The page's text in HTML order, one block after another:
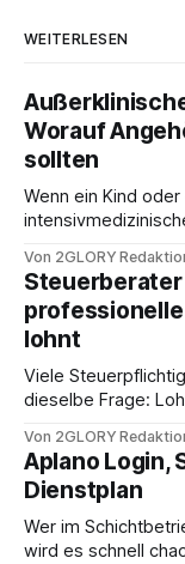
WEITERLESEN
Worauf
sollten
Wenn ein Kind
angewiesen ist,
Frage: Muss die
oder ist ein Leben
Intensivpflege
Von 2GLORY
lohnt
Viele
dieselbe Frage:
erledigen? Die
aus – sobald
zusammentreffen
anstehen, zahlt
Von 2GLORY
Aplano Login,
Dienstplan
Wer im
wird es schnell